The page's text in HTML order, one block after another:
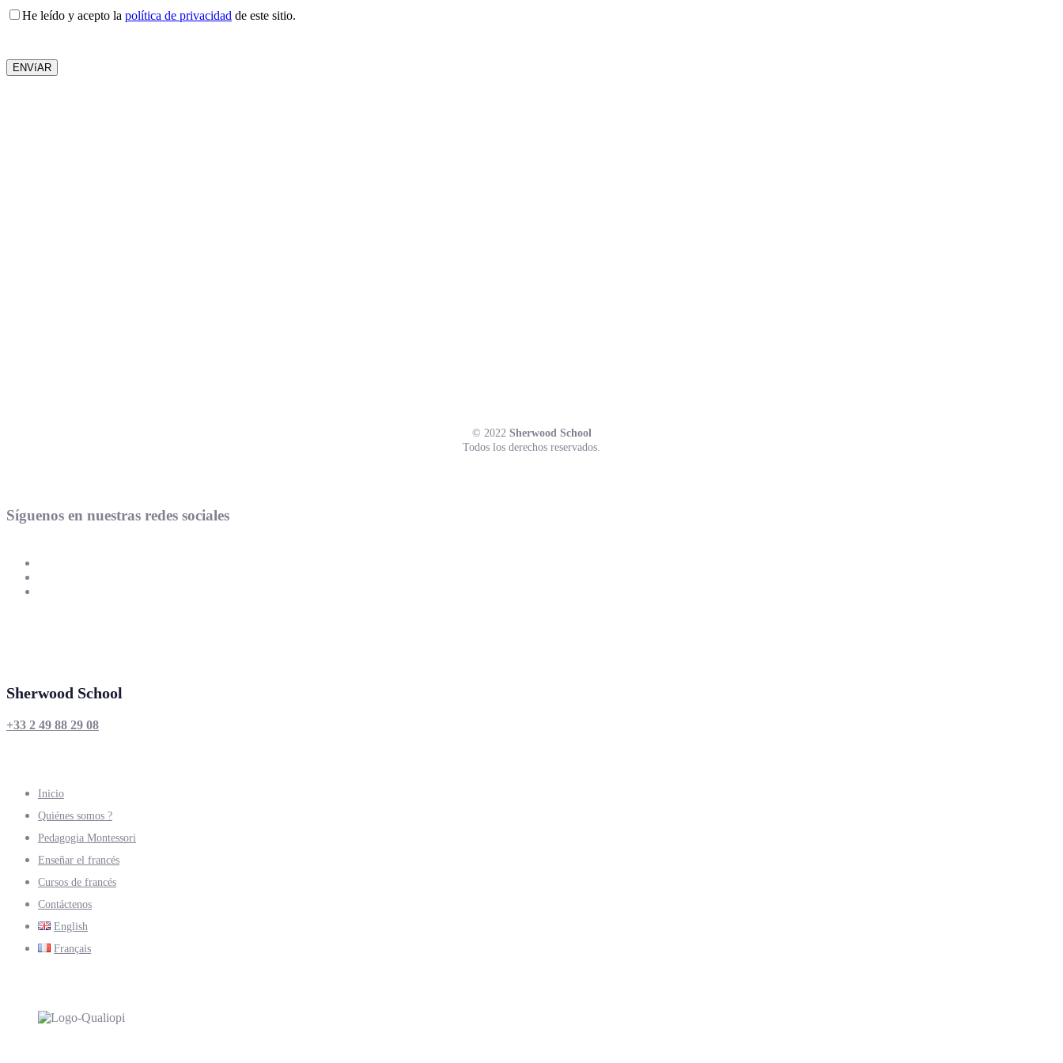
He leído y acepto la política de privacidad de este sitio.
© 2022 Sherwood School
Todos los derechos reservados.
Síguenos en nuestras redes sociales
Sherwood School
+33 2 49 88 29 08
Inicio
Quiénes somos ?
Pedagogia Montessori
Enseñar el francés
Cursos de francés
Contáctenos
English
Français